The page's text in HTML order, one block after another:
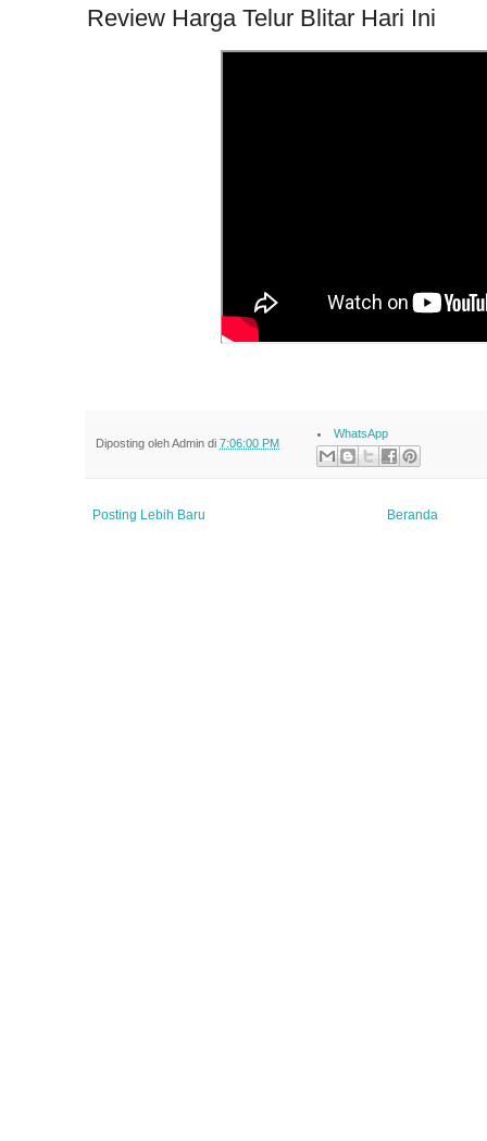
Review Harga Telur Blitar Hari Ini
Diposting olehAdmin di 7:06:00 PM
WhatsApp
Posting Lebih Baru Beranda